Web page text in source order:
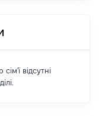
відсутні